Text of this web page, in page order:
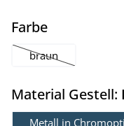
Farbeauswählen
braun
(Diese Option ist
Material Gestell:
Metall in